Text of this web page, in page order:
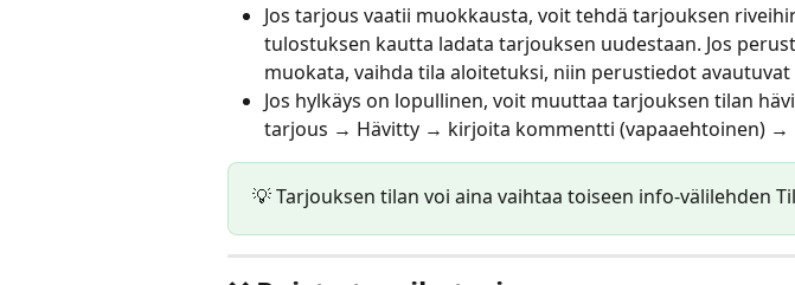
Jos tarjous vaatii muokkausta, voit tehdä tarjouksen
tulostuksen kautta ladata tarjouksen uudestaan. Jos
muokata, vaihda tila aloitetuksi, niin perustiedot
Jos hylkäys on lopullinen, voit muuttaa tarjouksen tilan
tarjous → Hävitty → kirjoita kommentti (vapaaehtoinen) →
💡 Tarjouksen tilan voi aina vaihtaa toiseen info-välilehden